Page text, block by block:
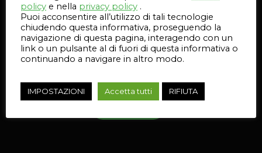
all’Additive Manufacturing Tour!
P.S.: Le date e le location potrebbero essere soggette a
variazioni.
Vuoi ulteriori informazioni sull’Additive Manufacturing Tour?
policy e nella privacy policy .
Puoi acconsentire all’utilizzo di tali tecnologie
chiudendo questa informativa, proseguendo la
navigazione di questa pagina, interagendo con un
link o un pulsante al di fuori di questa informativa o
continuando a navigare in altro modo.
IMPOSTAZIONI Accetta tutti RIFIUTA